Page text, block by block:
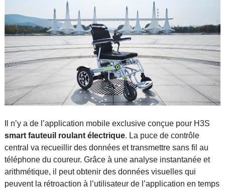
Il n’y a de l’application mobile exclusive conçue pour H3S
smart fauteuil roulant électrique. La puce de contrôle
central va recueillir des données et transmettre sans fil au
téléphone du coureur. Grâce à une analyse instantanée et
arithmétique, il peut obtenir des données visuelles qui
peuvent la rétroaction à l’utilisateur de l’application en temps